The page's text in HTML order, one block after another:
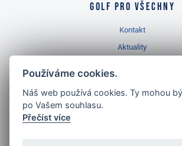
Golf pro všechny
Kontakt
Aktuality
Golfový slovník
Používáme cookies.
Náš web používá cookies. Ty mohou
po Vašem souhlasu.
Přečíst více